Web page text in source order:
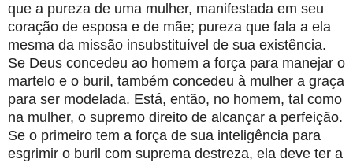
que a pureza de uma mulher, manifestada em seu
coração de esposa e de mãe; pureza que fala a ela
mesma da missão insubstituível de sua existência.
Se Deus concedeu ao homem a força para manejar o
martelo e o buril, também concedeu à mulher a graça
para ser modelada. Está, então, no homem, tal como
na mulher, o supremo direito de alcançar a perfeição.
Se o primeiro tem a força de sua inteligência para
esgrimir o buril com suprema destreza, ela deve ter a